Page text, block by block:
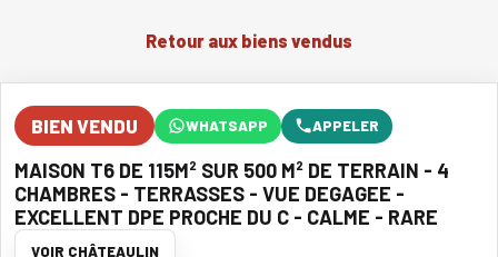
Retour aux biens vendus
BIEN VENDU WHATSAPP APPELER
MAISON T6 DE 115M² SUR 500 M² DE TERRAIN - 4
CHAMBRES - TERRASSES - VUE DEGAGEE -
EXCELLENT DPE PROCHE DU C - CALME - RARE
VOIR CHÂTEAULIN